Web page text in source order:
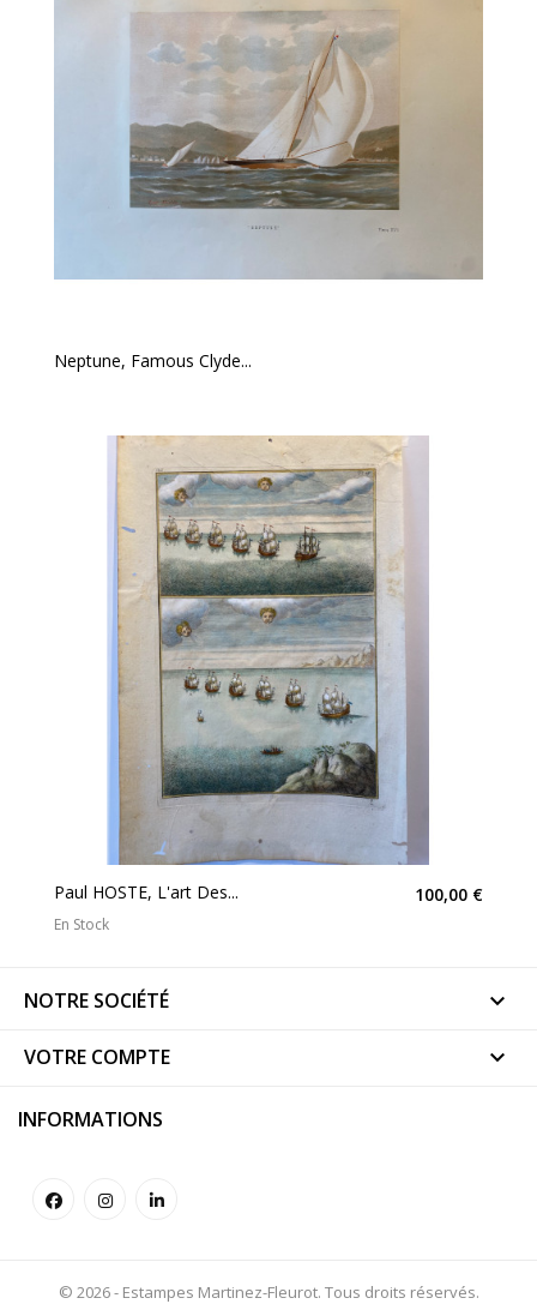
Neptune, Famous Clyde...
Paul HOSTE, L'art Des... 100,00 €
En Stock
NOTRE SOCIÉTÉ 
VOTRE COMPTE 
INFORMATIONS
© 2026 - Estampes Martinez-Fleurot. Tous droits réservés.